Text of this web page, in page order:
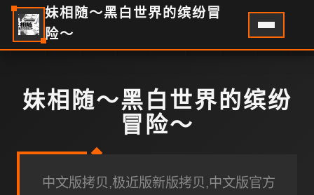
妹相随～黑白世界的缤纷冒
险～
妹相随～黑白世界的缤纷
冒险～
中文版拷贝,极近版新版拷贝,中文版官方